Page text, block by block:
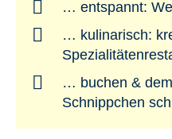
… entspannt:
… kulinarisch:
… buchen &
Schnippchen